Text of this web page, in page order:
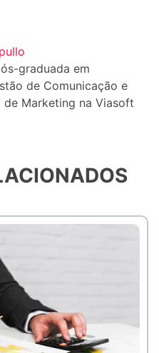
graduada em
de Comunicação e
Marketing na Viasoft